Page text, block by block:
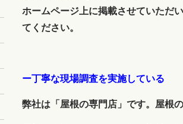
ホームページ上に掲載させていただ
てください。
ー丁寧な現場調査を実施している
弊社は「屋根の専門店」です。屋根